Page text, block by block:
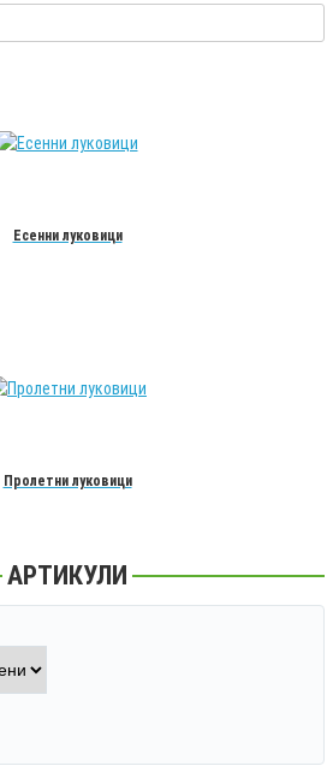
Есенни луковици
Пролетни луковици
АРТИКУЛИ